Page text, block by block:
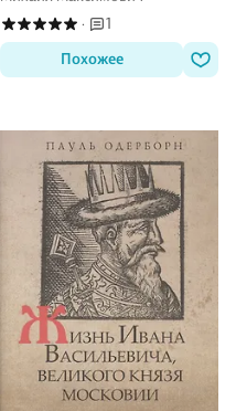
·
1
Похожее